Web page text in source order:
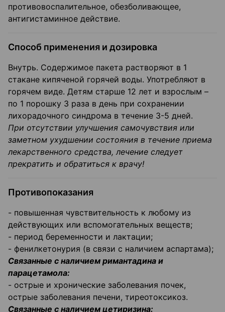
противовоспалительное, обезболивающее,
антигистаминное действие.
Способ применения и дозировка
Внутрь. Содержимое пакета растворяют в 1
стакане кипяченой горячей воды. Употребляют в
горячем виде. Детям старше 12 лет и взрослым –
по 1 порошку 3 раза в день при сохранении
лихорадочного синдрома в течение 3-5 дней.
При отсутствии улучшения самочувствия или
заметном ухудшении состояния в течение приема
лекарственного средства, лечение следует
прекратить и обратиться к врачу!
Противопоказания
- повышенная чувствительность к любому из
действующих или вспомогательных веществ;
- период беременности и лактации;
- фенилкетонурия (в связи с наличием аспартама);
Связанные с наличием римантадина и
парацетамола:
- острые и хронические заболевания почек,
острые заболевания печени, тиреотоксикоз.
Связанные с наличием цетиризина: